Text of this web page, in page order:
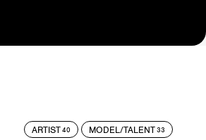
ARTIST40 MODEL/TALENT33